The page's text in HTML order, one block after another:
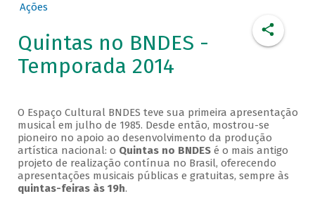
Ações
Quintas no BNDES -
Temporada 2014
O Espaço Cultural BNDES teve sua primeira apresentação
musical em julho de 1985. Desde então, mostrou-se
pioneiro no apoio ao desenvolvimento da produção
artística nacional: o Quintas no BNDESé o mais antigo
projeto de realização contínua no Brasil, oferecendo
apresentações musicais públicas e gratuitas, sempre às
quintas-feiras às 19h.